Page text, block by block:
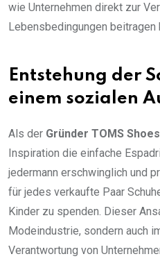
wie Unternehmen direkt zur
Lebensbedingungen beitragen
Entstehung der
einem sozialen
Als der Gründer TOMS Shoes
Inspiration die einfache
jedermann erschwinglich und
für jedes verkaufte Paar
Kinder zu spenden. Dieser
Modeindustrie, sondern auch
Verantwortung von